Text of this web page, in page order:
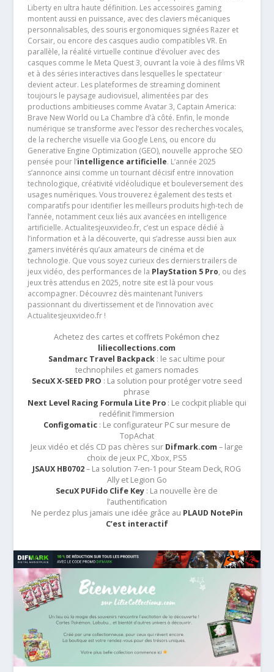
Liberty en ultra haute définition. Les accessoires gaming
montent aussi en puissance, avec des claviers mécaniques
personnalisables, des souris ergonomiques signées Razer et
Corsair, ou encore des casques audio compatibles VR. En
parallèle, la réalité virtuelle continue d’évoluer avec des
casques comme le Meta Quest 3, ouvrant la voie à des films VR
et à des séries interactives dans lesquelles le spectateur
devient acteur. Les plateformes de streaming dominent
toujours le paysage audiovisuel, alimentées par des
productions ambitieuses comme Avatar 3, Captain America:
Brave New World ou La Chambre d’à côté. Enfin, le monde
numérique se transforme avec l’essor des recherches vocales,
de la recherche visuelle via Google Lens, ou encore du
Generative Engine Optimization (GEO), nouvelle approche SEO
pensée pour l’intelligence artificielle. L’année 2025
s’annonce ainsi comme un tournant décisif entre innovation
technologique, créativité vidéoludique et bouleversement des
usages numériques. Vous trouverez également des tests et
comparatifs pour identifier les meilleurs produits high-tech de
l’année, notamment ceux liés aux avancées en intelligence
artificielle. Actualitesjeuxvideo.fr, c’est un espace dédié à
l’information et à la découverte, qui s’adresse aussi bien aux
gamers invétérés qu’aux amateurs de cinéma et de
technologie. Que vous soyez curieux des derniers trailers de
jeux vidéo, des performances de la PlayStation 5 Pro, ou des
jeux très attendus en 2025, notre site est là pour vous
accompagner. Découvrez dès maintenant l’univers
passionnant du divertissement et de l’innovation avec
Actualitesjeuxvideo.fr !
Achetez des cartes et coffrets Pokémon chez
liliecollections.com
Sandmarc Travel Backpack : le sac ultime pour
technophiles et gamers nomades
SecuX X-SEED PRO : La solution pour protéger votre seed
phrase
Next Level Racing Formula Lite Pro: Le cockpit pliable qui
redéfinit l’immersion
Configomatic: Le configurateur PC sur mesure de
TopAchat
Jeux vidéo et clés CD pas chères sur Difmark.com – large
choix de jeux PC, Xbox, PS5
JSAUX HB0702– La solution 7-en-1 pour Steam Deck, ROG
Ally et Legion Go
SecuX PUFido Clife Key : La nouvelle ère de
l’authentification
Ne perdez plus jamais une idée grâce au PLAUD NotePin
C’est interactif